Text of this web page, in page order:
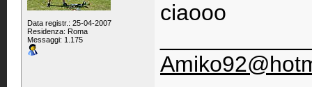
Data registr.: 25-04-2007
Residenza: Roma
Messaggi: 1.175
ciaooo